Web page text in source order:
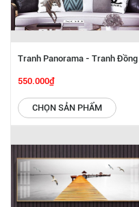
Tranh Panorama - Tranh Đồng
Hoa SGP 6142254
550.000₫
CHỌN SẢN PHẨM